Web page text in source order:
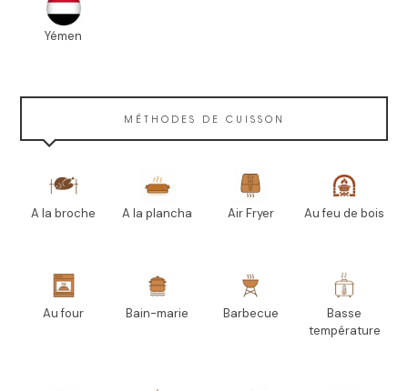
Yémen
MÉTHODES DE CUISSON
A la broche A la plancha Air Fryer Au feu de bois
Au four Bain-marie Barbecue
Basse
température